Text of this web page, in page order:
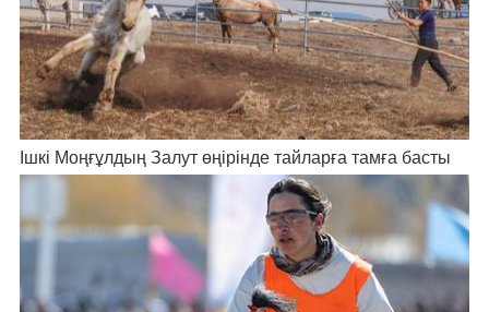
Ішкі Моңғұлдың Залут өңірінде тайларға тамға басты